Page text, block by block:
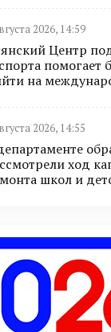
2026, 14:59
Центр
помогает
на
2026, 14:55
ход
школ и